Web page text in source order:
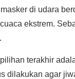
di udara
ekstrem.
terakhir
dilakukan agar